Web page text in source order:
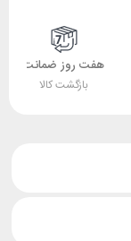
هفت روز ضمانت
بازگشت کالا